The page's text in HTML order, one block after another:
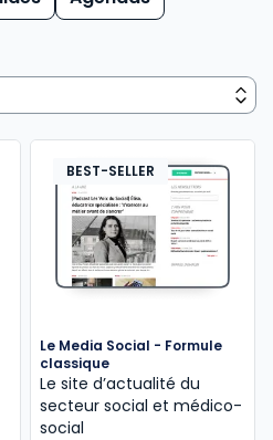
BEST-SELLER
Le Media Social - Formule
classique
Le site d’actualité du
secteur social et médico-
social